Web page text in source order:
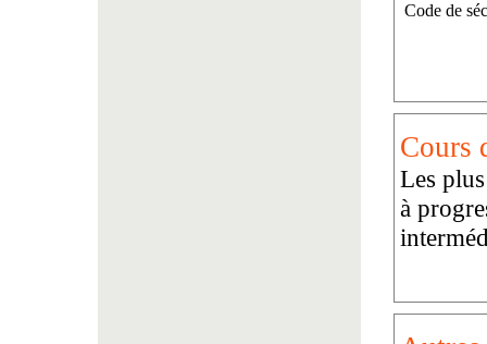
Code de
Cours
Les
à